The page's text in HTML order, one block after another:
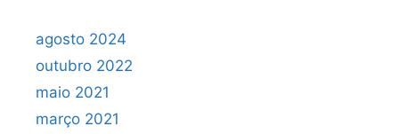
agosto 2024
outubro 2022
maio 2021
março 2021